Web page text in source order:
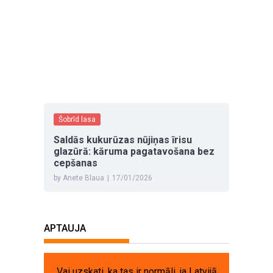
Šobrīd lasa
Saldās kukurūzas nūjiņas īrisu
glazūrā: kāruma pagatavošana bez
cepšanas
by Anete Blaua 17/01/2026
APTAUJA